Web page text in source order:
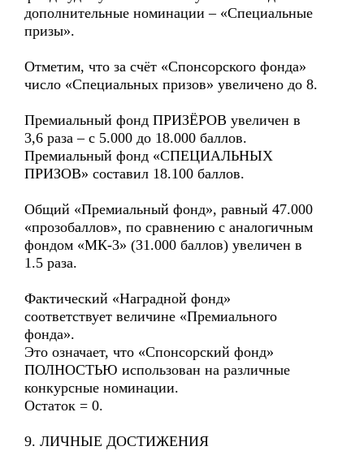
дополнительные номинации – «Специальные
призы».
Отметим, что за счёт «Спонсорского фонда»
число «Специальных призов» увеличено до 8.
Премиальный фонд ПРИЗЁРОВ увеличен в
3,6 раза – с 5.000 до 18.000 баллов.
Премиальный фонд «СПЕЦИАЛЬНЫХ
ПРИЗОВ» составил 18.100 баллов.
Общий «Премиальный фонд», равный 47.000
«прозобаллов», по сравнению с аналогичным
фондом «МК-3» (31.000 баллов) увеличен в
1.5 раза.
Фактический «Наградной фонд»
соответствует величине «Премиального
фонда».
Это означает, что «Спонсорский фонд»
ПОЛНОСТЬЮ использован на различные
конкурсные номинации.
Остаток = 0.
9. ЛИЧНЫЕ ДОСТИЖЕНИЯ